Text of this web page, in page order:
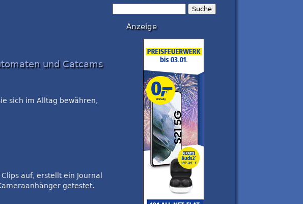
und Catcams
sich im Alltag bewähren,
auf, erstellt ein Journal
getestet.
Anzeige